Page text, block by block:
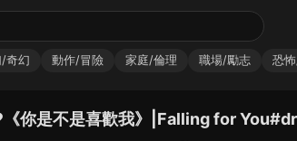
奇幻 動作/冒險 家庭/倫理 職場/勵志 恐
你是不是喜歡我》|Falling for